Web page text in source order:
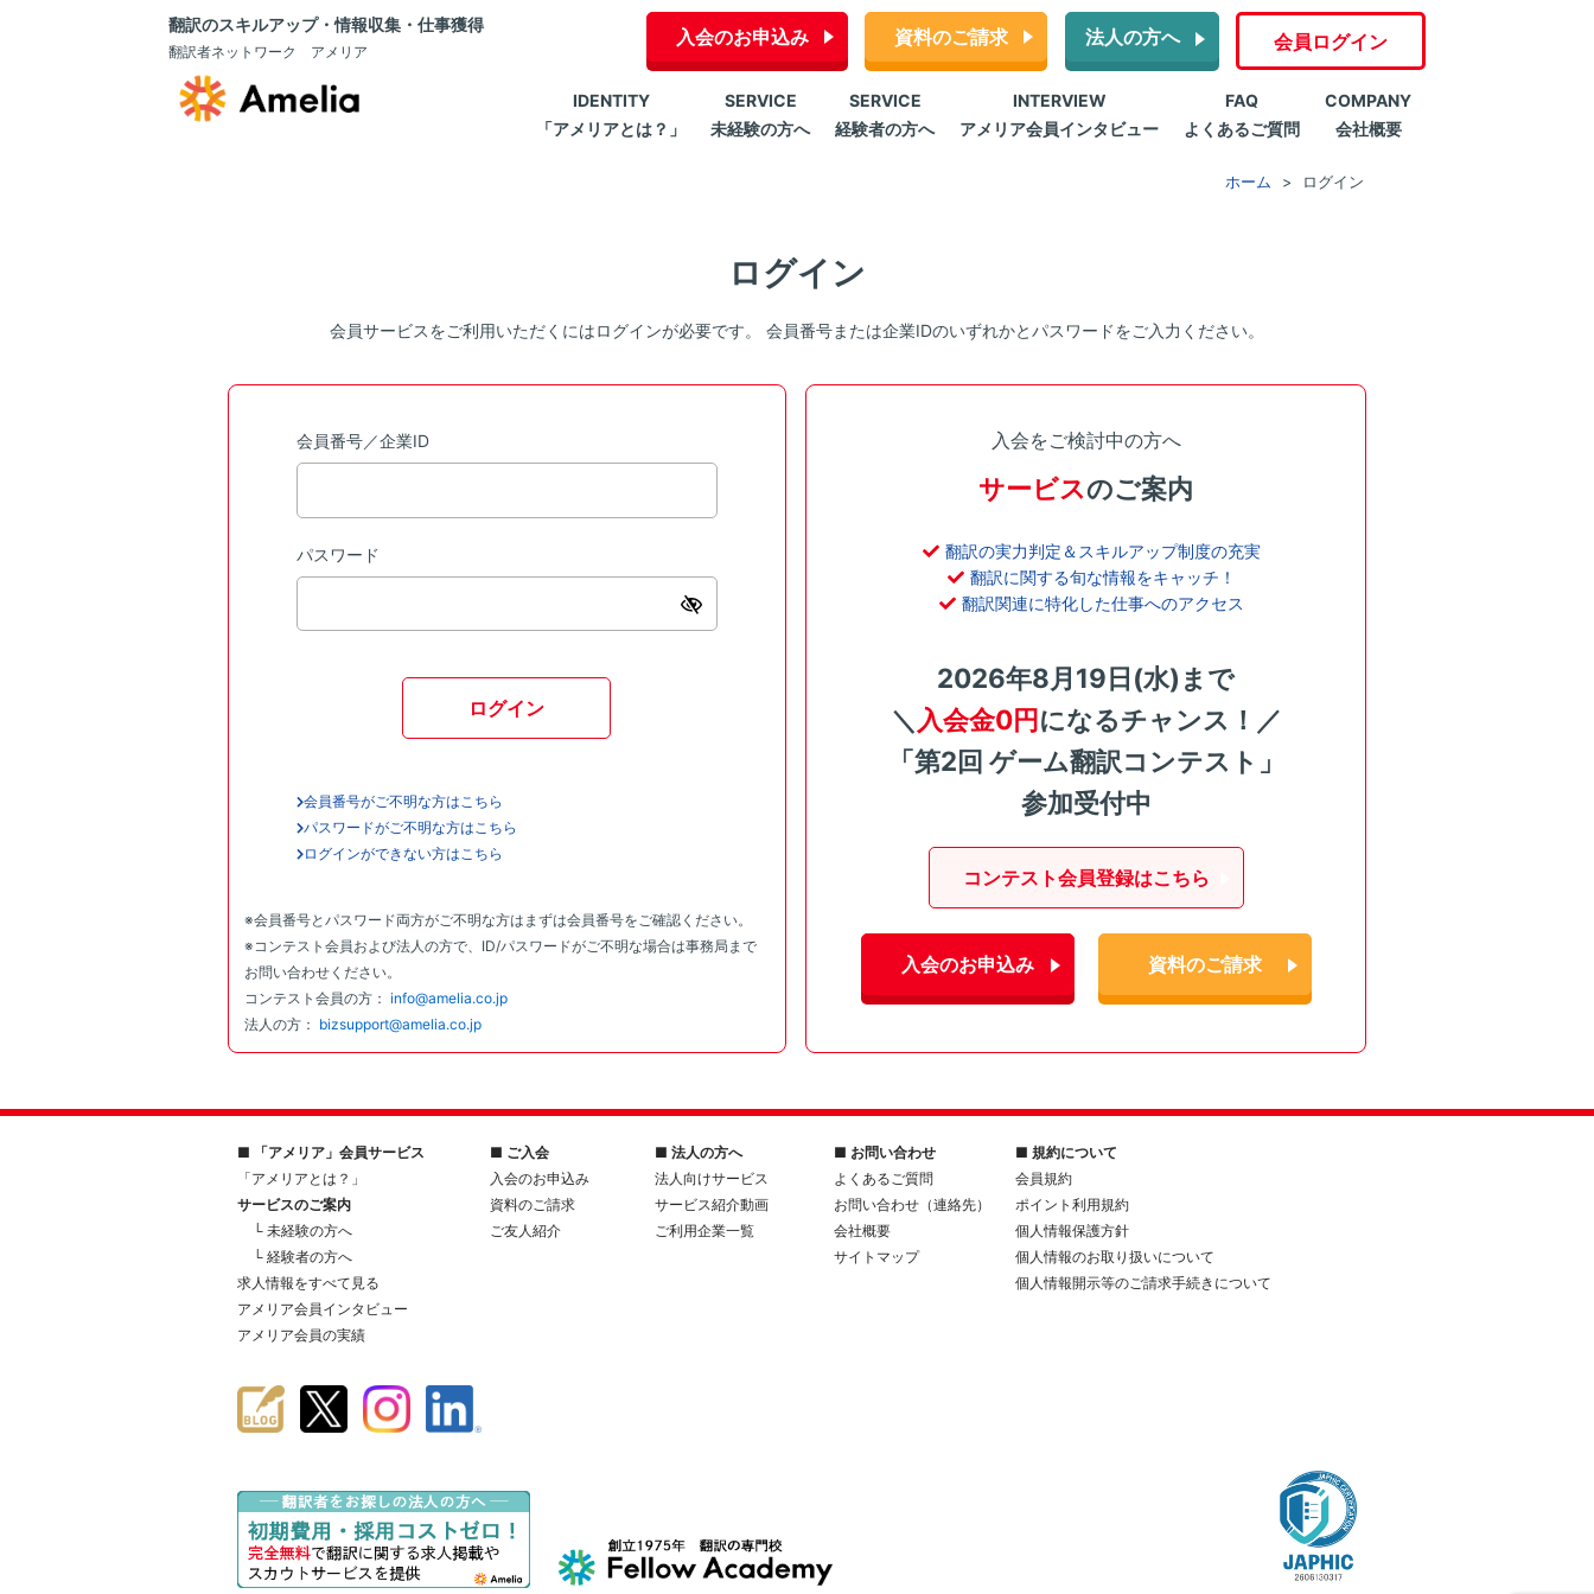
翻訳のスキルアップ・情報収集・仕事獲得
翻訳者ネットワーク アメリア
入会のお申込み 資料のご請求 法人の方へ 会員ログイン
IDENTITY
「アメリアとは？」
SERVICE
未経験の方へ
SERVICE
経験者の方へ
INTERVIEW
アメリア会員インタビュー
FAQ
よくあるご質問
COMPANY
会社概要
ホーム ログイン
ログイン
会員サービスをご利用いただくにはログインが必要です。 会員番号または企業IDのいずれかとパスワードをご入力ください。
会員番号／企業ID
パスワード
ログイン
会員番号がご不明な方はこちら
パスワードがご不明な方はこちら
ログインができない方はこちら
※会員番号とパスワード両方がご不明な方はまずは会員番号をご確認ください。
※コンテスト会員および法人の方で、ID/パスワードがご不明な場合は事務局まで
お問い合わせください。
コンテスト会員の方： info@amelia.co.jp
法人の方： bizsupport@amelia.co.jp
入会をご検討中の方へ
サービスのご案内
翻訳の実力判定＆スキルアップ制度の充実
翻訳に関する旬な情報をキャッチ！
翻訳関連に特化した仕事へのアクセス
2026年8月19日(水)まで
＼ 入会金0円になるチャンス！／
「第2回 ゲーム翻訳コンテスト」
参加受付中
コンテスト会員登録はこちら
入会のお申込み 資料のご請求
■ 「アメリア」会員サービス
「アメリアとは？」
サービスのご案内
└ 未経験の方へ
└ 経験者の方へ
求人情報をすべて見る
アメリア会員インタビュー
アメリア会員の実績
■ ご入会
入会のお申込み
資料のご請求
ご友人紹介
■ 法人の方へ
法人向けサービス
サービス紹介動画
ご利用企業一覧
■ お問い合わせ
よくあるご質問
お問い合わせ（連絡先）
会社概要
サイトマップ
■ 規約について
会員規約
ポイント利用規約
個人情報保護方針
個人情報のお取り扱いについて
個人情報開示等のご請求手続きについて